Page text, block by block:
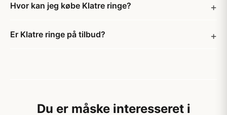
Hvor kan jeg købe Klatre ringe?
Er Klatre ringe på tilbud?
Du er måske interesseret i